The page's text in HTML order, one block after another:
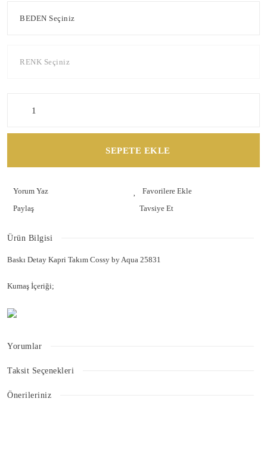
SEPETE EKLE
Yorum Yaz
Paylaş
Tavsiye Et
Ürün Bilgisi
Baskı Detay Kapri Takım Cossy by Aqua 25831
Kumaş İçeriği;
Yorumlar
Taksit Seçenekleri
Önerileriniz